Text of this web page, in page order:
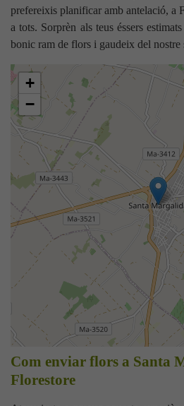
prefereixis planificar amb antelació, a
a tots. Sorprèn als teus éssers
bonic ram de flors i gaudeix del
+
−
Com enviar flors a Santa
Florestore